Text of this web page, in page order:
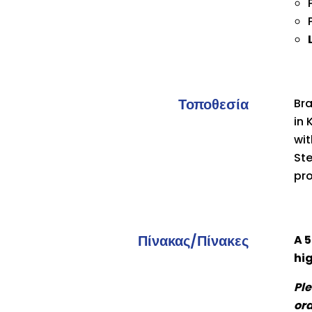
Τοποθεσία
in
Πίνακας/Πίνακες
A